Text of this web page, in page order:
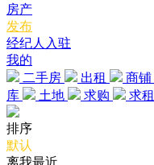
房产
发布
经纪人入驻
我的
二手房
出租 商铺
库
土地 求购 求租
排序
默认
离我最近